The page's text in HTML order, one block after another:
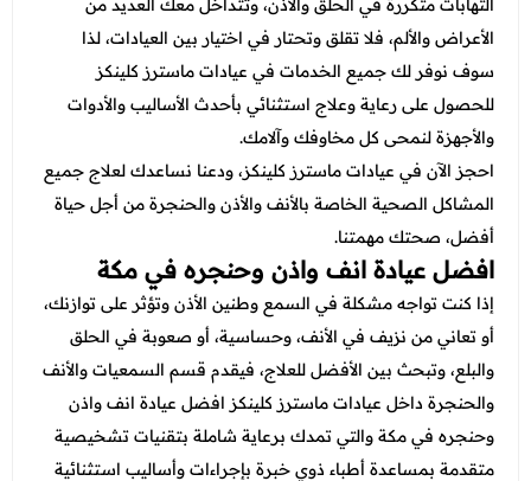
عروض العناية بالشعر
عروض الرجال
عروض جراحات التجميل
عروض قسم الطوارئ
عروض المختبر
عروض الاشعة
عروض الباطنة
عروض العظام
عروض الانف والاذن والحنجرة
عروض العلاج الطبيعي
التهابات متكررة في الحلق والأذن، وتتداخل معك العديد من
الأعراض والألم، فلا تقلق وتحتار في اختيار بين العيادات، لذا
سوف نوفر لك جميع الخدمات في عيادات ماسترز كلينكز
للحصول على رعاية وعلاج استثنائي بأحدث الأساليب والأدوات
والأجهزة لنمحى كل مخاوفك وآلامك.
احجز الآن في عيادات ماسترز كلينكز، ودعنا نساعدك لعلاج جميع
المشاكل الصحية الخاصة بالأنف والأذن والحنجرة من أجل حياة
أفضل، صحتك مهمتنا.
افضل عيادة انف واذن وحنجره في مكة
إذا كنت تواجه مشكلة في السمع وطنين الأذن وتؤثر على توازنك،
أو تعاني من نزيف في الأنف، وحساسية، أو صعوبة في الحلق
والبلع، وتبحث بين الأفضل للعلاج، فيقدم قسم السمعيات والأنف
والحنجرة داخل عيادات ماسترز كلينكز افضل عيادة انف واذن
وحنجره في مكة والتي تمدك برعاية شاملة بتقنيات تشخيصية
متقدمة بمساعدة أطباء ذوي خبرة بإجراءات وأساليب استثنائية